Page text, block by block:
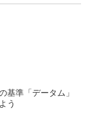
基準「データム」
う